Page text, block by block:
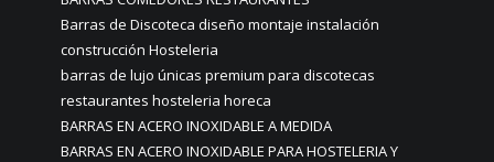
Barras de Discoteca diseño montaje instalación
construcción Hosteleria
barras de lujo únicas premium para discotecas
restaurantes hosteleria horeca
BARRAS EN ACERO INOXIDABLE A MEDIDA
BARRAS EN ACERO INOXIDABLE PARA HOSTELERIA Y